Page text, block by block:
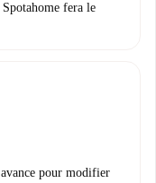
fera le
pour modifier